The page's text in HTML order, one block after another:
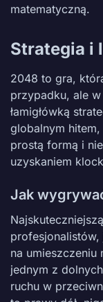
matematyczną.
Strategia i
2048 to gra,
przypadku, ale w
łamigłówką
globalnym
prostą formą i
uzyskaniem
Jak
na
jednym z
ruchu w